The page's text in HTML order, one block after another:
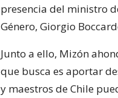
presencia del ministro
Género, Giorgio
Junto a ello, Mizón
que busca es aportar
y maestros de Chile